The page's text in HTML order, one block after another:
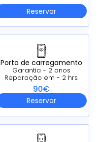
Reservar
Porta de carregamento
Garantia - 2 anos
Reparação em - 2 hrs
90€
Reservar